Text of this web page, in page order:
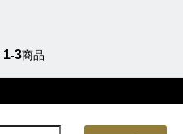
1-3商品